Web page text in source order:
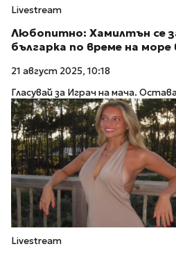
Livestream
Любопитно: Хамилтън се
българка по време на море
21 август 2025, 10:18
Гласувай за Играч на мача.
Livestream